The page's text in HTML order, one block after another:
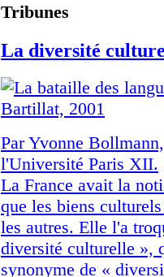
Tribunes
La diversité
Par Yvonne
l'Université Paris XII.
La France avait la
que les biens
les autres. Elle l'a
diversité culturelle »,
synonyme de «